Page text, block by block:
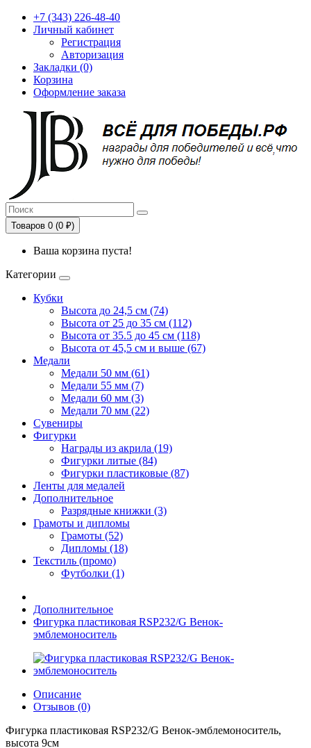
+7 (343) 226-48-40
Личный кабинет
Регистрация
Авторизация
Закладки (0)
Корзина
Оформление заказа
Товаров 0 (0 ₽)
Ваша корзина пуста!
Категории
Кубки
Высота до 24,5 см (74)
Высота от 25 до 35 см (112)
Высота от 35.5 до 45 см (118)
Высота от 45,5 см и выше (67)
Медали
Медали 50 мм (61)
Медали 55 мм (7)
Медали 60 мм (3)
Медали 70 мм (22)
Сувениры
Фигурки
Награды из акрила (19)
Фигурки литые (84)
Фигурки пластиковые (87)
Ленты для медалей
Дополнительное
Разрядные книжки (3)
Грамоты и дипломы
Грамоты (52)
Дипломы (18)
Текстиль (промо)
Футболки (1)
Дополнительное
Фигурка пластиковая RSP232/G Венок-
эмблемоноситель
Описание
Отзывов (0)
Фигурка пластиковая RSP232/G Венок-эмблемоноситель,
высота 9см